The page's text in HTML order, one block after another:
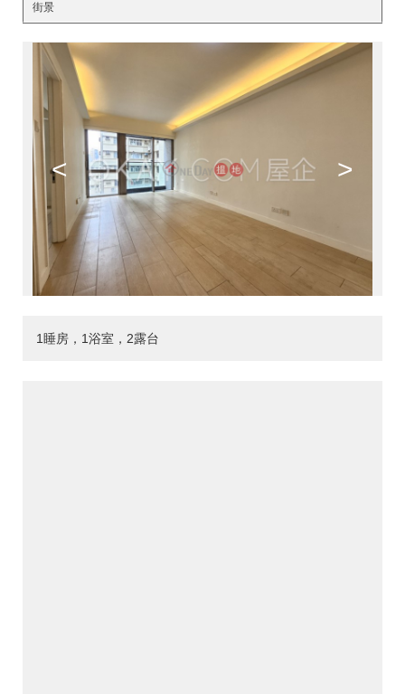
街景
< >
1睡房，1浴室，2露台